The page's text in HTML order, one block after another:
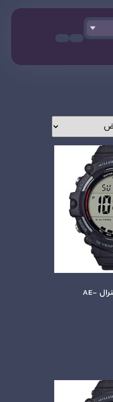
ساعت مچی کاسیو جنرال AE-